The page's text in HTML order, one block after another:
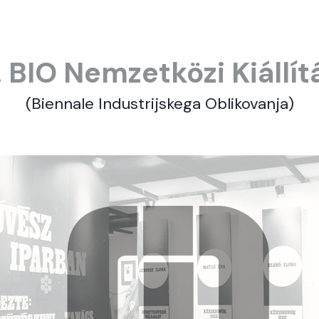
BIO Nemzetközi
(Biennale Industrijskega Oblikovanja)